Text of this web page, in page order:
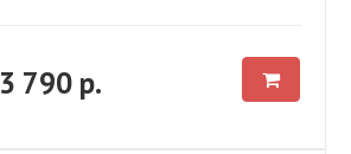
3 790 р.